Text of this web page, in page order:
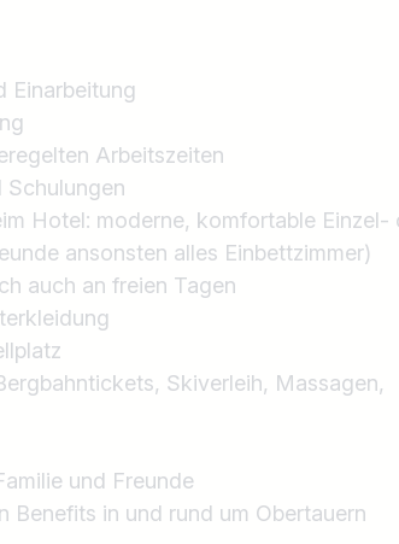
Einarbeitung
Arbeitszeiten
Schulungen
Hotel: moderne, komfortable Einzel-
ansonsten alles Einbettzimmer)
auch an freien Tagen
Skiverleih, Massagen,
und Freunde
Benefits in und rund um Obertauern